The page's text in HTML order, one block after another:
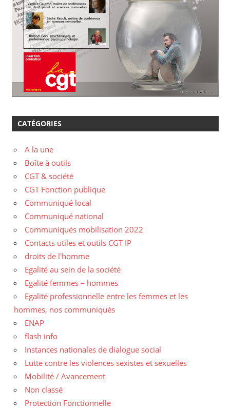
CATÉGORIES
A la une
Boîte à outils
CGT & société
CGT Fonction publique
Communiqué local
Communiqué national
Communiqués mobilisation 2022
Contacts utiles et outils CGT IP
droits de l'homme
Egalité au sein de la société
Egalité femmes – hommes
Egalité professionnelle entre les femmes et les
hommes, nos communiqués
ENAP
flash info
Instances nationales de dialogue social
Lutte contre les violences sexistes et sexuelles
Mobilité / Avancement
Non classé
Protection Fonctionnelle